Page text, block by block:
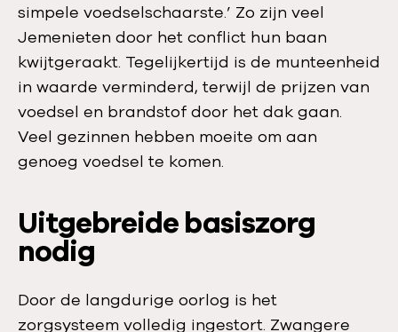
simpele voedselschaarste.’ Zo zijn veel
Jemenieten door het conflict hun baan
kwijtgeraakt. Tegelijkertijd is de munteenheid
in waarde verminderd, terwijl de prijzen van
voedsel en brandstof door het dak gaan.
Veel gezinnen hebben moeite om aan
genoeg voedsel te komen.
Uitgebreide basiszorg
nodig
Door de langdurige oorlog is het
zorgsysteem volledig ingestort. Zwangere